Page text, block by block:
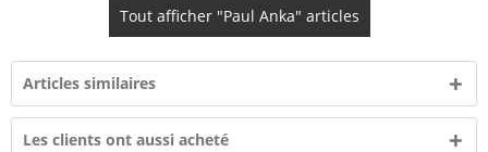
Tout afficher "Paul Anka" articles
Articles similaires
Les clients ont aussi acheté